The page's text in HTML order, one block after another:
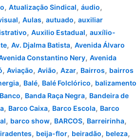
, Atualização Sindical, áudio,
, Aulas, autuado, auxiliar
, Auxilio Estadual, auxílio-
, Av. Djalma Batista, Avenida Álvaro
Constantino Nery, Avenida
, Aviação, Avião, Azar, Bairros, bairros
, Balé, Balé Folclórico, balizamento
Banco, Banda Raça Negra, Bandeira de
, Barco Caixa, Barco Escola, Barco
, barco show, BARCOS, Barreirinha,
, beija-flor, beiradão, beleza,